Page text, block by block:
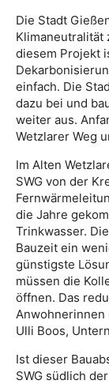
Die Stadt
Klimaneutralität
diesem Projekt
einfach. Die
dazu bei und
weiter aus.
Wetzlarer Weg
Im Alten
SWG von der
die Jahre
Trinkwasser.
Bauzeit ein
günstigste
müssen die
öffnen. Das
Anwohnerinnen
Ulli Boos,
Ist dieser
SWG südlich